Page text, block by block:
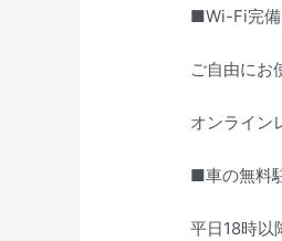
■Wi-Fi完備
ご自由にお
オンライン
■車の無料
平日18時以